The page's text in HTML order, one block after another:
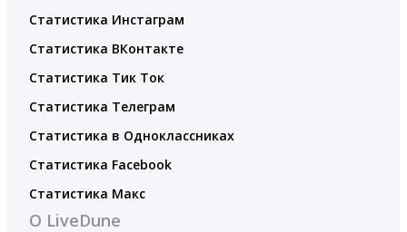
Статистика Инстаграм
Статистика ВКонтакте
Статистика Тик Ток
Статистика Телеграм
Статистика в Одноклассниках
Статистика Facebook
Статистика Макс
О LiveDune